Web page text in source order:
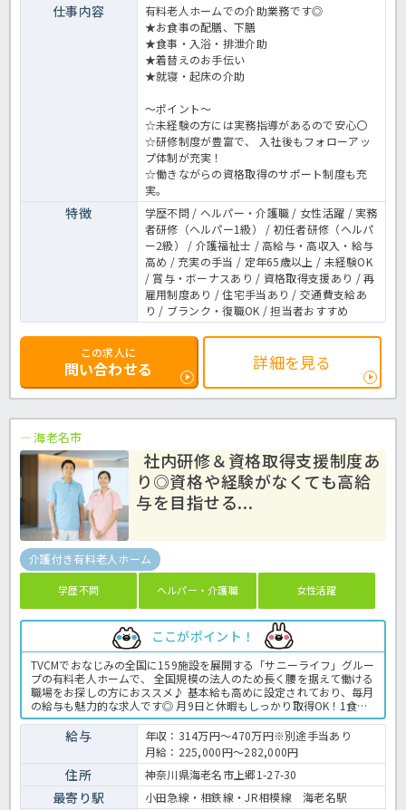
仕事内容
有料老人ホームでの介助業務です◎
★お食事の配膳、下膳
★食事・入浴・排泄介助
★着替えのお手伝い
★就寝・起床の介助
～ポイント～
☆未経験の方には実務指導があるので安心〇
☆研修制度が豊富で、 入社後もフォローアッ
プ体制が充実！
☆働きながらの資格取得のサポート制度も充
実。
特徴
学歴不問 / ヘルパー・介護職 / 女性活躍 / 実務
者研修（ヘルパー1級） / 初任者研修（ヘルパ
ー2級） / 介護福祉士 / 高給与・高収入・給与
高め / 充実の手当 / 定年65歳以上 / 未経験OK
/ 賞与・ボーナスあり / 資格取得支援あり / 再
雇用制度あり / 住宅手当あり / 交通費支給あ
り / ブランク・復職OK / 担当者おすすめ
この求人に
問い合わせる 詳細を見る
海老名市
社内研修＆資格取得支援制度あ
り◎資格や経験がなくても高給
与を目指せる...
介護付き有料老人ホーム
学歴不問 ヘルパー・介護職 女性活躍
ここがポイント！
TVCMでおなじみの全国に159施設を展開する「サニーライフ」グルー
プの有料老人ホームで、 全国規模の法人のため長く腰を据えて働ける
職場をお探しの方におススメ♪ 基本給も高めに設定されており、毎月
の給与も魅力的な求人です◎ 月9日と休暇もしっかり取得OK！1食
200円で利用可能な社内食もうれしいポイント♪ まずはお気軽にほっ
介護までお問い合わせくださいね。 有料老人ホームでの介護業務全般
です。 ＜介護職 正職員 有料老人ホームの求人＞
給与
年収：314万円～470万円※別途手当あり
月給：225,000円～282,000円
住所 神奈川県海老名市上郷1-27-30
最寄り駅 小田急線・相鉄線・JR相模線 海老名駅